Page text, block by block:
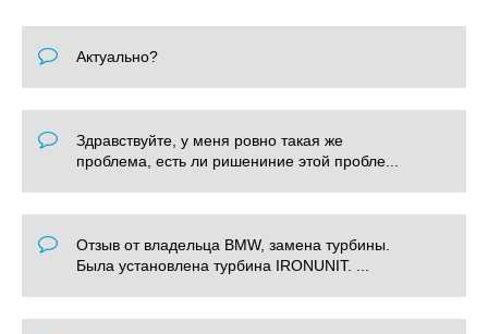
Актуально?
Здравствуйте, у меня ровно такая же
проблема, есть ли ришениние этой пробле...
Отзыв от владельца BMW, замена турбины.
Была установлена турбина IRONUNIT. ...